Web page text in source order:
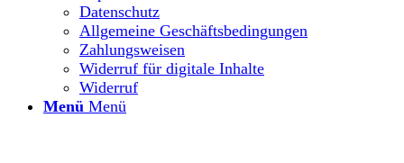
Datenschutz
Allgemeine Geschäftsbedingungen
Zahlungsweisen
Widerruf für digitale Inhalte
Widerruf
Menü Menü